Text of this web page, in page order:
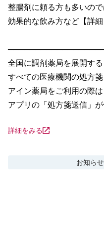
整腸剤に頼る方も多いので
効果的な飲み方など【詳
全国に調剤薬局を展開する
すべての医療機関の処方箋
アイン薬局をご利用の際は
アプリの「処方箋送信」が
詳細をみる
お知らせ